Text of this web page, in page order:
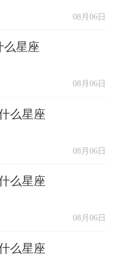
08月06日
么星座
08月06日
么星座
08月06日
么星座
08月06日
么星座